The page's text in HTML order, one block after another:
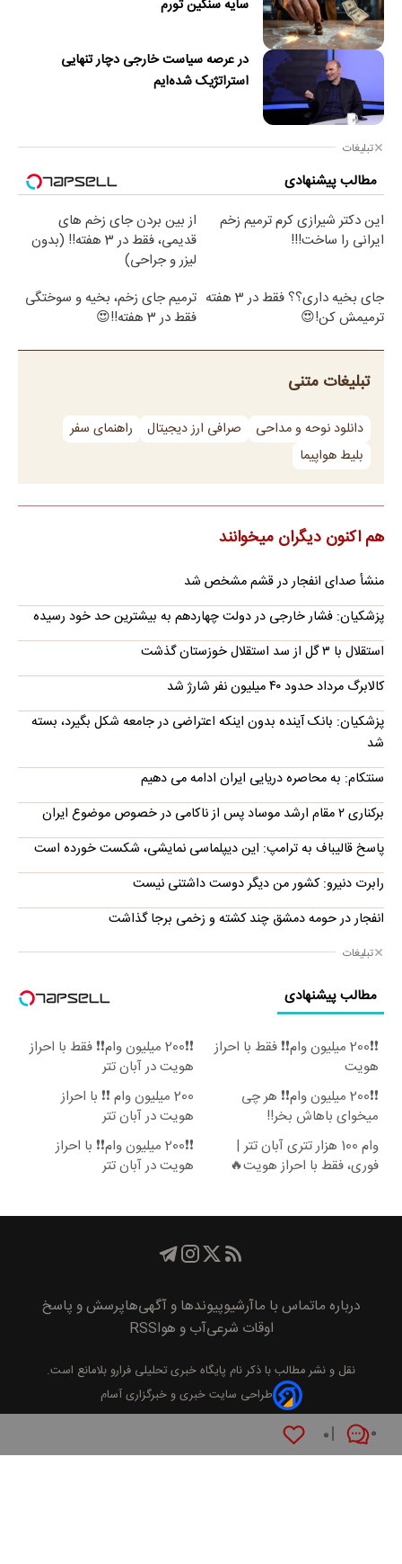
۰ ۰
سایه سنگین تورم
در عرصه سیاست خارجی دچار تنهایی
استراتژیک شده‌ایم
تبلیغات
مطالب پیشنهادی
این دکتر شیرازی کرم ترمیم زخم
ایرانی را ساخت!!!
از بین بردن جای زخم های
قدیمی، فقط در 3 هفته!! (بدون
لیزر و جراحی)
جای بخیه داری؟؟ فقط در 3 هفته
ترمیمش کن!😍
ترمیم جای زخم، بخیه و سوختگی
فقط در 3 هفته!!😍
تبلیغات متنی
دانلود نوحه و مداحی صرافی ارز دیجیتال
راهنمای سفر
بلیط هواپیما
هم اکنون دیگران میخوانند
منشأ صدای انفجار در قشم مشخص شد
پزشکیان: فشار خارجی در دولت چهاردهم به بیشترین حد خود رسیده
استقلال با ۳ گل از سد استقلال خوزستان گذشت
کالابرگ مرداد حدود ۴۰‌ میلیون نفر شارژ شد
پزشکیان: بانک آینده بدون اینکه اعتراضی در جامعه شکل بگیرد، بسته
شد
سنتکام: به محاصره دریایی ایران ادامه می دهیم
برکناری ۲ مقام ارشد موساد پس از ناکامی در خصوص موضوع ایران
پاسخ قالیباف به ترامپ: این دیپلماسی نمایشی، شکست خورده است
رابرت دنیرو: کشور من دیگر دوست داشتنی نیست
انفجار در حومه دمشق چند کشته و زخمی برجا گذاشت
تبلیغات
مطالب پیشنهادی
❗❗200 میلیون وام❗❗ فقط با احراز
هویت
❗❗200 میلیون وام❗❗ فقط با احراز
هویت در آبان تتر
❗❗200 میلیون وام❗❗ هر چی
میخوای باهاش بخر!!
200 میلیون وام ❗❗ با احراز
هویت در آبان تتر
وام 100 هزار تتری آبان تتر |
فوری، فقط با احراز هویت🔥
❗❗200 میلیون وام❗❗ با احراز
هویت در آبان تتر
درباره ماتماس با ماآرشیوپیوند‌ها و آگهی‌هاپرسش و پاسخ
اوقات شرعیآب و هواRSS
نقل و نشر مطالب با ذکر نام پايگاه خبری تحليلی فراروبلامانع است.
طراحی سایت خبری و خبرگزاری آسام